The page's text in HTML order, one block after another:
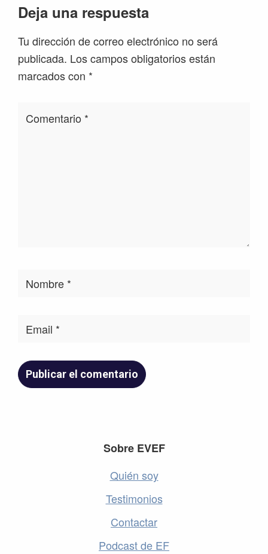
Interacciones
los
lectores
Deja una respuesta
Tu dirección de correo electrónico no será
publicada. Los campos obligatorios están
marcados con *
Sobre EVEF
Quién soy
Testimonios
Contactar
Podcast de EF